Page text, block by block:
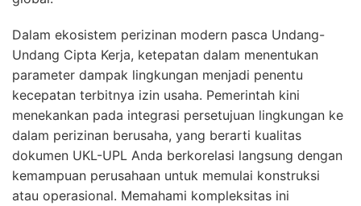
Dalam ekosistem perizinan modern pasca Undang-
Undang Cipta Kerja, ketepatan dalam menentukan
parameter dampak lingkungan menjadi penentu
kecepatan terbitnya izin usaha. Pemerintah kini
menekankan pada integrasi persetujuan lingkungan ke
dalam perizinan berusaha, yang berarti kualitas
dokumen UKL-UPL Anda berkorelasi langsung dengan
kemampuan perusahaan untuk memulai konstruksi
atau operasional. Memahami kompleksitas ini